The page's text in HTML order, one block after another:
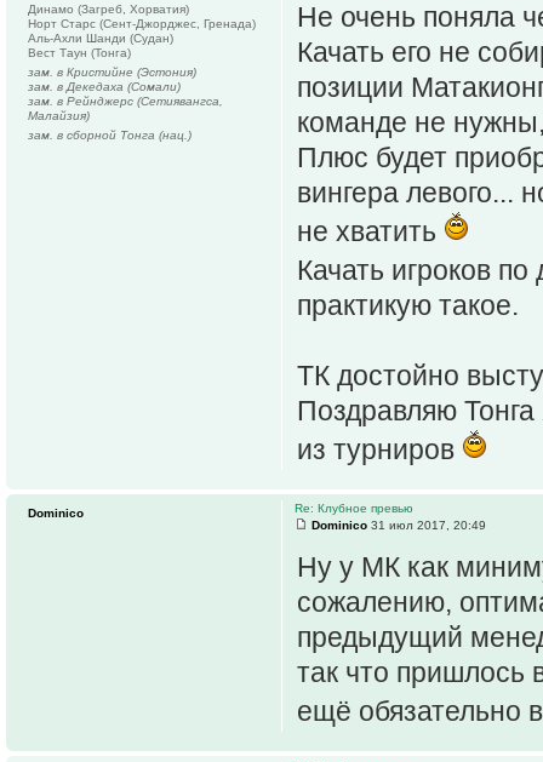
Не очень поняла
Качать его не
позиции
команде не
Плюс будет
вингера левого...
не хватить
Качать игроков
практикую такое.
ТК достойно
Поздравляю Тонга
из турниров
Динамо (Загреб, Хорватия)
Норт Старс (Сент-Джорджес, Гренада)
Аль-Ахли Шанди (Судан)
Вест Таун (Тонга)
зам. в Кристийне (Эстония)
зам. в Декедаха (Сомали)
зам. в Рейнджерс (Сетиявангса,
Малайзия)
зам. в сборной Тонга (нац.)
Re: Клубное превью
Dominico 31 июл 2017, 20:49
Ну у МК как
сожалению,
предыдущий
так что пришлось
ещё обязательно
Dominico